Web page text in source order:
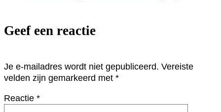
Geef een reactie
Je e-mailadres wordt niet gepubliceerd. Vereiste
velden zijn gemarkeerd met *
Reactie *